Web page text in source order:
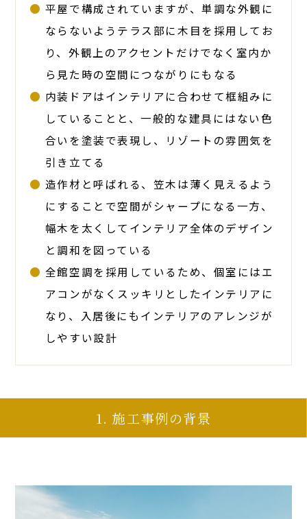
平屋で構成されていますが、単調な外観に
ならないようテラス部に木目を採用してお
り、外観上のアクセントだけでなく室内か
ら見た時の空間につながりにもなる
内装ドアはインテリアに合わせて框組みに
していることと、一般的な建具にはない色
合いを塗装で表現し、リゾートの雰囲気を
引き立てる
造作材と呼ばれる、笠木は薄く見えるよう
にすることで空間がシャープになる一方、
幅木を太くしてインテリア全体のデザイン
と調和を図っている
全館空調を採用しているため、個室にはエ
アコンがなくスッキリとしたインテリアに
なり、入居後にもインテリアのアレンジが
しやすい設計
1. 施工事例の背景